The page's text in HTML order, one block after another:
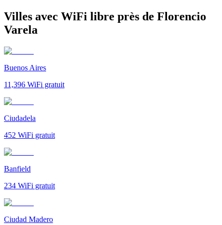
Villes avec WiFi libre près de Florencio
Varela
Buenos Aires
11,396 WiFi gratuit
Ciudadela
452 WiFi gratuit
Banfield
234 WiFi gratuit
Ciudad Madero